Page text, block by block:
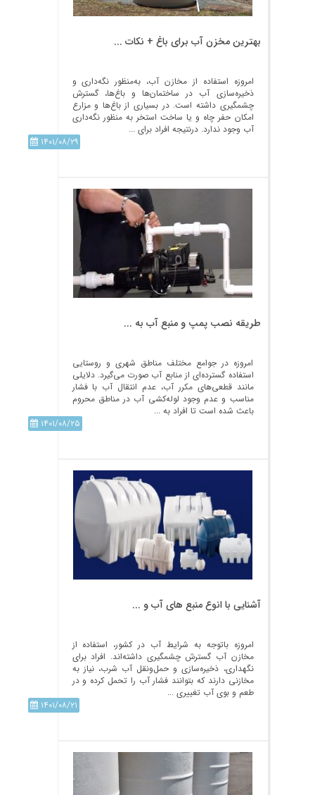
۱۴۰۱/۰۸/۲۹
بهترین مخزن آب برای باغ + نکات ...
امروزه استفاده از مخازن آب، به‌منظور نگه‌داری و
ذخیره‌سازی آب در ساختمان‌ها و باغ‌ها، گسترش
چشمگیری داشته است. در بسیاری از باغ‌ها و مزارع
امکان حفر چاه و یا ساخت استخر به منظور نگه‌‌داری
آب وجود ندارد. درنتیجه افراد برای ...
۱۴۰۱/۰۸/۲۵
طریقه نصب پمپ و منبع آب به ...
امروزه در جوامع مختلف مناطق شهری و روستایی
استفاده گسترده‌ای از منابع آب صورت می‌گیرد. دلایلی
مانند قطعی‌های مکرر آب، عدم انتقال آب با فشار
مناسب و عدم وجود لوله‌کشی آب در مناطق محروم
باعث شده‌ است تا افراد به ...
۱۴۰۱/۰۸/۲۱
آشنایی با انوع منبع ھای آب و ...
امروزه باتوجه به شرایط آب در کشور، استفاده از
مخازن آب گسترش چشمگیری داشته‌اند. افراد برای
نگهداری، ذخیره‌سازی و حمل‌ونقل آب شرب، نیاز به
مخازنی دارند که بتوانند فشار آب را تحمل کرده و در
طعم و بوی آب تغییری ...